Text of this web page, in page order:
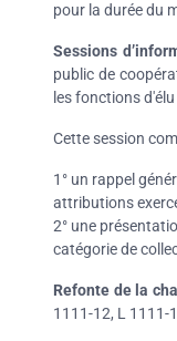
pour la durée du
Sessions
public de
les fonctions
Cette session
1° un rappel
attributions
2° une
catégorie de
Refonte de la
1111-12, L 1111-